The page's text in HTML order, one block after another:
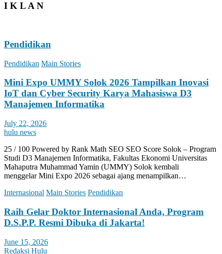
I K L A N
Pendidikan
Pendidikan Main Stories
Mini Expo UMMY Solok 2026 Tampilkan Inovasi
IoT dan Cyber Security Karya Mahasiswa D3
Manajemen Informatika
July 22, 2026
hulu news
25 / 100 Powered by Rank Math SEO SEO Score Solok – Program
Studi D3 Manajemen Informatika, Fakultas Ekonomi Universitas
Mahaputra Muhammad Yamin (UMMY) Solok kembali
menggelar Mini Expo 2026 sebagai ajang menampilkan…
Internasional Main Stories Pendidikan
Raih Gelar Doktor Internasional Anda, Program
D.S.P.P. Resmi Dibuka di Jakarta!
June 15, 2026
Redaksi Hulu